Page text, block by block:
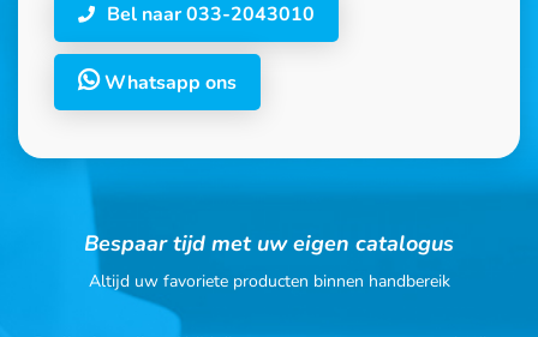
Bel naar 033-2043010
Whatsapp ons
Bespaar tijd met uw eigen catalogus
Altijd uw favoriete producten binnen handbereik